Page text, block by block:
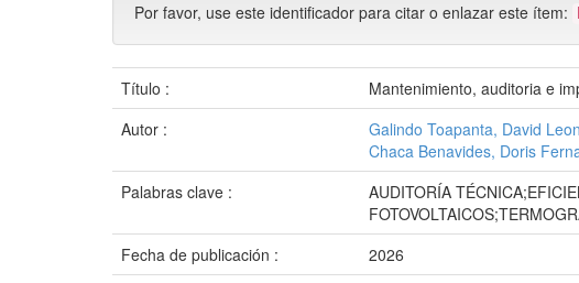
Por favor, use este identificador para citar o enlazar este ítem:
Título :
Mantenimiento, auditoria e
Autor :
Galindo Toapanta, David
Chaca Benavides, Doris
Palabras clave :
AUDITORÍA
Fecha de publicación :
2026